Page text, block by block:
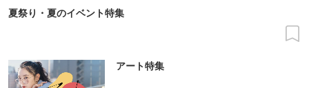
夏祭り・夏のイベント特集
アート特集